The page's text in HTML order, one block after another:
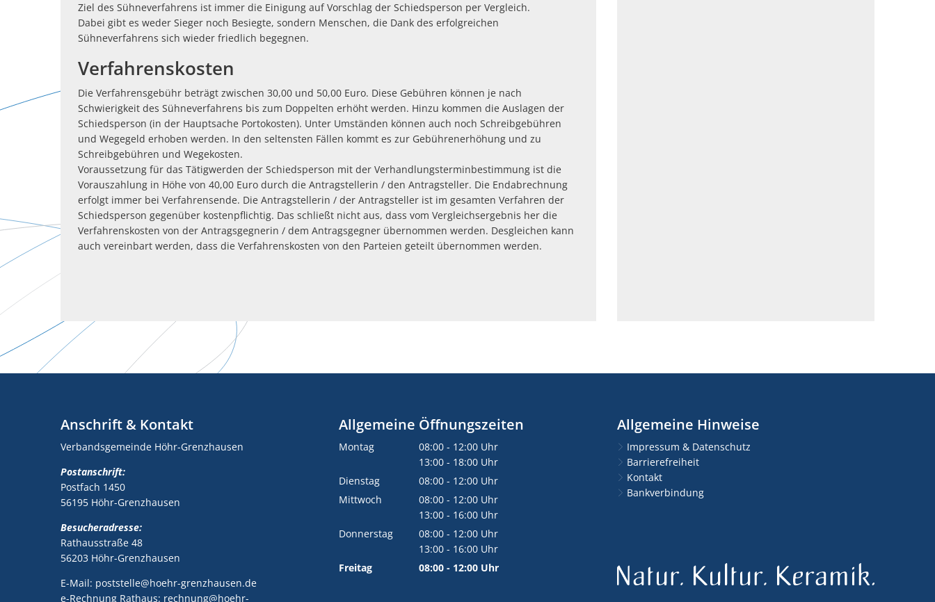
Ziel des Sühneverfahrens ist immer die Einigung auf Vorschlag der Schiedsperson per Vergleich.
Dabei gibt es weder Sieger noch Besiegte, sondern Menschen, die Dank des erfolgreichen
Sühneverfahrens sich wieder friedlich begegnen.
Verfahrenskosten
Die Verfahrensgebühr beträgt zwischen 30,00 und 50,00 Euro. Diese Gebühren können je nach
Schwierigkeit des Sühneverfahrens bis zum Doppelten erhöht werden. Hinzu kommen die Auslagen der
Schiedsperson (in der Hauptsache Portokosten). Unter Umständen können auch noch Schreibgebühren
und Wegegeld erhoben werden. In den seltensten Fällen kommt es zur Gebührenerhöhung und zu
Schreibgebühren und Wegekosten.
Voraussetzung für das Tätigwerden der Schiedsperson mit der Verhandlungsterminbestimmung ist die
Vorauszahlung in Höhe von 40,00 Euro durch die Antragstellerin / den Antragsteller. Die Endabrechnung
erfolgt immer bei Verfahrensende. Die Antragstellerin / der Antragsteller ist im gesamten Verfahren der
Schiedsperson gegenüber kostenpflichtig. Das schließt nicht aus, dass vom Vergleichsergebnis her die
Verfahrenskosten von der Antragsgegnerin / dem Antragsgegner übernommen werden. Desgleichen kann
auch vereinbart werden, dass die Verfahrenskosten von den Parteien geteilt übernommen werden.
Anschrift & Kontakt
Verbandsgemeinde Höhr-Grenzhausen
Postanschrift:
Postfach 1450
56195 Höhr-Grenzhausen
Besucheradresse:
Rathausstraße 48
56203 Höhr-Grenzhausen
E-Mail: poststelle@hoehr-grenzhausen.de
e-Rechnung Rathaus: rechnung@hoehr-
Allgemeine Öffnungszeiten
Montag 08:00 - 12:00 Uhr
Von 08:00 bis 12:00 Uhr
13:00 - 18:00 Uhr
Von 13:00 bis 18:00 Uhr
Dienstag 08:00 - 12:00 Uhr
Von 08:00 bis 12:00 Uhr
Mittwoch 08:00 - 12:00 Uhr
Von 08:00 bis 12:00 Uhr
13:00 - 16:00 Uhr
Von 13:00 bis 16:00 Uhr
Donnerstag 08:00 - 12:00 Uhr
Von 08:00 bis 12:00 Uhr
13:00 - 16:00 Uhr
Von 13:00 bis 16:00 Uhr
Freitag 08:00 - 12:00 Uhr
Allgemeine Hinweise
Impressum & Datenschutz
Barrierefreiheit
Kontakt
Bankverbindung